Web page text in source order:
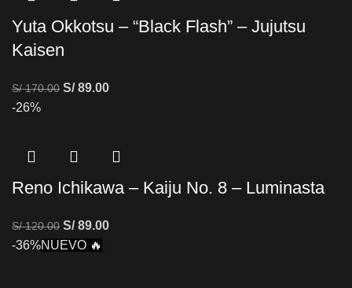
Yuta Okkotsu – “Black Flash” – Jujutsu
Kaisen
S/170.00 S/89.00
-26%
Reno Ichikawa – Kaiju No. 8 – Luminasta
S/120.00 S/89.00
-36%NUEVO 🔥